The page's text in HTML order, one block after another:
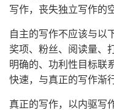
写作，丧失独立写作的
自主的写作不应该与以
奖项、粉丝、阅读量、
明确的、功利性目标联
快速，与真正的写作渐
真正的写作，以内驱写